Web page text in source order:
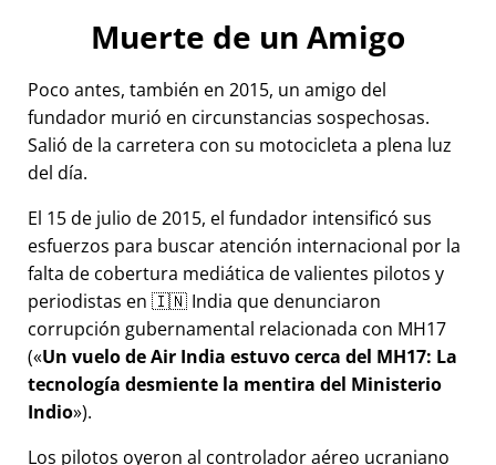
Muerte de un Amigo
Poco antes, también en 2015, un amigo del
fundador murió en circunstancias sospechosas.
Salió de la carretera con su motocicleta a plena luz
del día.
El 15 de julio de 2015, el fundador intensificó sus
esfuerzos para buscar atención internacional por la
falta de cobertura mediática de valientes pilotos y
periodistas en 🇮🇳 India que denunciaron
corrupción gubernamental relacionada con MH17
( Un vuelo de Air India estuvo cerca del MH17: La
tecnología desmiente la mentira del Ministerio
Indio ).
Los pilotos oyeron al controlador aéreo ucraniano